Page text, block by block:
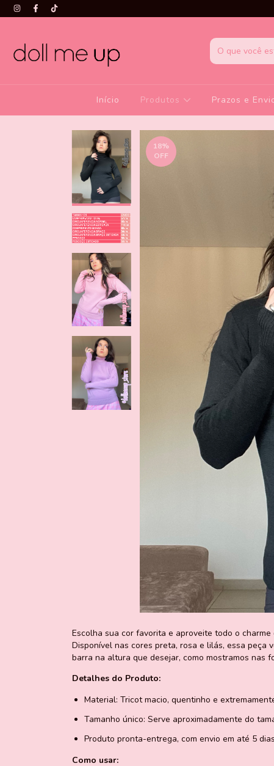
Início Produtos Prazos e
18%
OFF
Escolha sua cor favorita e aproveite todo o
Disponível nas cores preta, rosa e lilás, essa peça
barra na altura que desejar, como mostramos nas
Detalhes do Produto:
Material: Tricot macio, quentinho e
Tamanho único: Serve aproximadamente do
Produto pronta-entrega, com envio em até 5
Como usar: